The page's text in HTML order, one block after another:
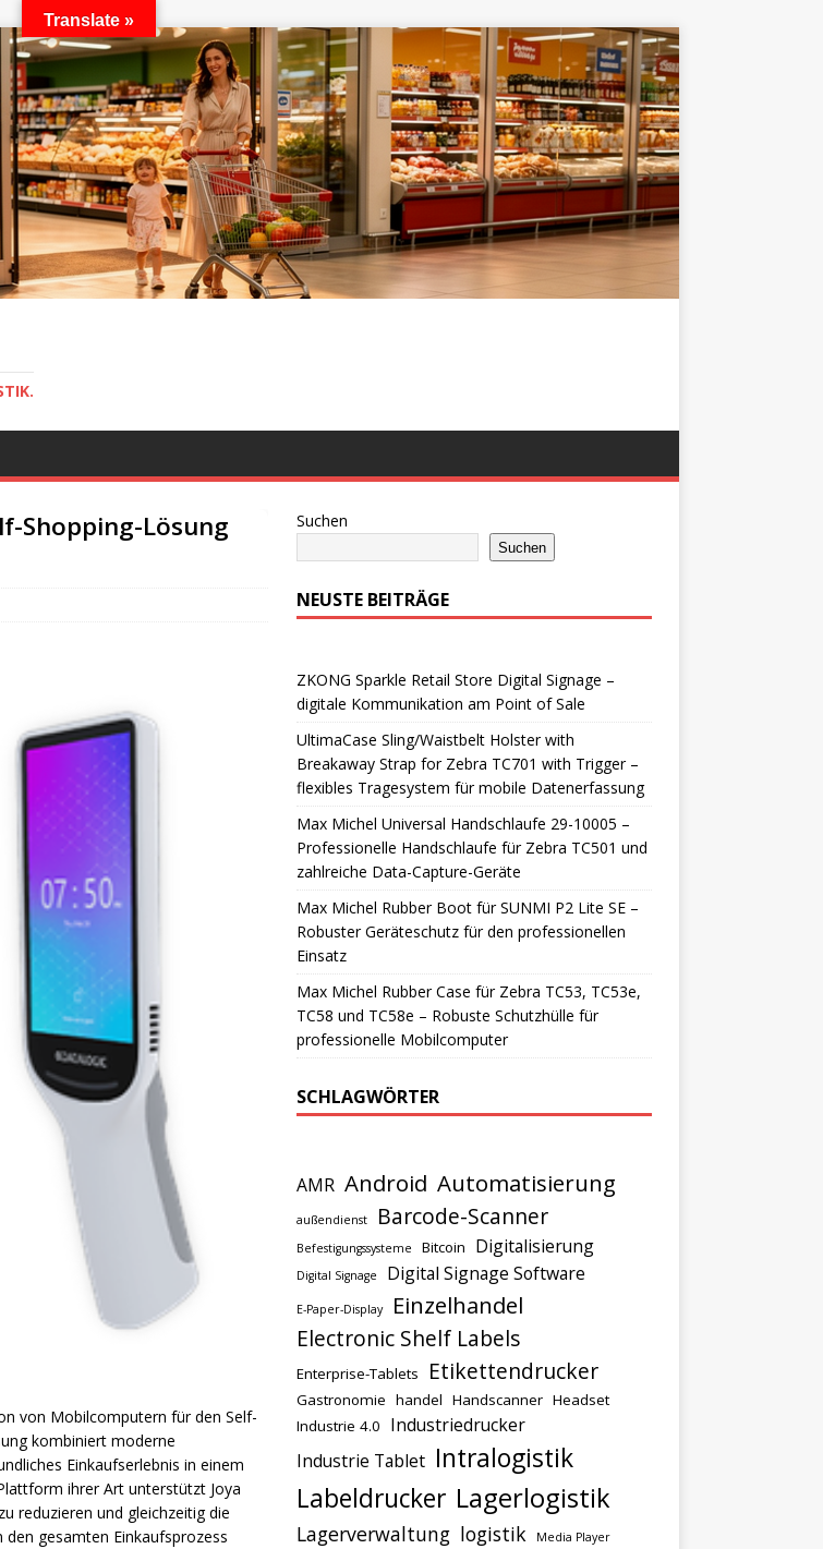
Shopping-Lösung
von Mobilcomputern für den Self-
kombiniert moderne
Einkaufserlebnis in einem
ihrer Art unterstützt Joya
reduzieren und gleichzeitig die
gesamten Einkaufsprozess
Suchen
Suchen
NEUSTE BEITRÄGE
ZKONG Sparkle Retail Store Digital Signage –
digitale Kommunikation am Point of Sale
UltimaCase Sling/Waistbelt Holster with
Breakaway Strap for Zebra TC701 with Trigger –
flexibles Tragesystem für mobile Datenerfassung
Max Michel Universal Handschlaufe 29-10005 –
Professionelle Handschlaufe für Zebra TC501 und
zahlreiche Data-Capture-Geräte
Max Michel Rubber Boot für SUNMI P2 Lite SE –
Robuster Geräteschutz für den professionellen
Einsatz
Max Michel Rubber Case für Zebra TC53, TC53e,
TC58 und TC58e – Robuste Schutzhülle für
professionelle Mobilcomputer
SCHLAGWÖRTER
AMR Android Automatisierung
außendienst Barcode-Scanner
Befestigungssysteme Bitcoin Digitalisierung
Digital Signage Digital Signage Software
E-Paper-Display Einzelhandel
Electronic Shelf Labels
Enterprise-Tablets Etikettendrucker
Gastronomie handel Handscanner Headset
Industrie 4.0
Industriedrucker
Industrie Tablet Intralogistik
Labeldrucker Lagerlogistik
Lagerverwaltung logistik Media Player
Translate »